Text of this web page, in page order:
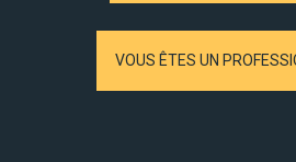
VOUS ÊTES UN